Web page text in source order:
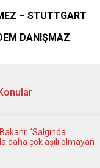
– STUTTGART
DANIŞMAZ